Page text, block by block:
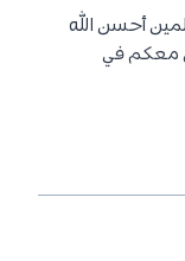
أحسن الله
معكم في